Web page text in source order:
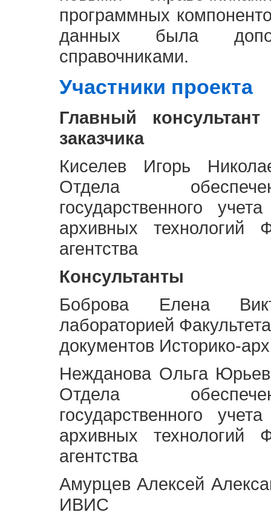
программных
данных была
справочниками.
Участники проекта
Главный
заказчика
Киселев Игорь
Отдела
государственного
архивных технологий
агентства
Консультанты
Боброва Елена
лабораторией
документов Историко-
Нежданова Ольга
Отдела
государственного
архивных технологий
агентства
Амурцев Алексей
ИВИС